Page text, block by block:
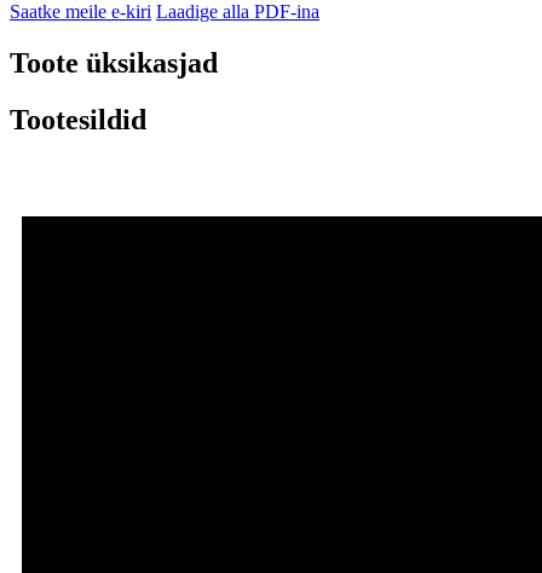
Saatke meile e-kiri Laadige alla PDF-ina
Toote üksikasjad
Tootesildid